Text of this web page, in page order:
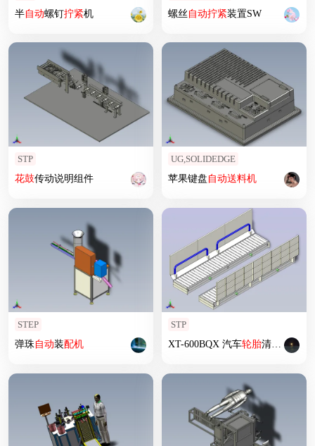
半自动螺钉拧紧机 螺丝自动拧紧装置SW
STP
花鼓传动说明组件
UG,SOLIDEDGE
苹果键盘自动送料机
STEP
弹珠自动装配机
STP
XT-600BQX 汽车轮胎清洗机-钢